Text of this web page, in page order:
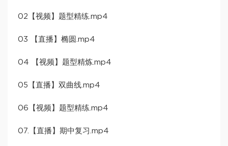
02【视频】题型精练.mp4
03 【直播】椭圆.mp4
04 【视频】题型精炼.mp4
05【直播】双曲线.mp4
06【视频】题型精练.mp4
07.【直播】期中复习.mp4